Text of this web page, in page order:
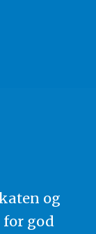
og
god